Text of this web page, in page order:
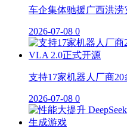
车企集体驰援广西洪涝
2026-07-08 0
支持17家机器人厂商
2026-07-08 0